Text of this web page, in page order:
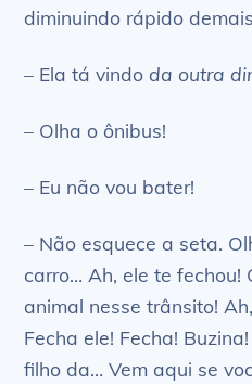
diminuindo rápido
– Ela tá vindo da outra
– Olha o ônibus!
– Eu não vou bater!
– Não esquece a seta.
carro… Ah, ele te fechou!
animal nesse trânsito!
Fecha ele! Fecha!
filho da… Vem aqui se